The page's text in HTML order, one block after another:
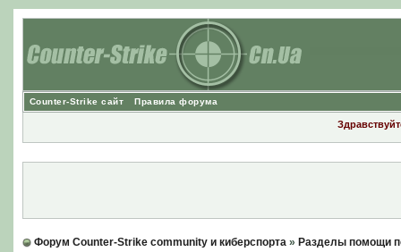
Counter-Strike сайт Правила форума
Форум Counter-Strike community и киберспорта» Разделы помощи